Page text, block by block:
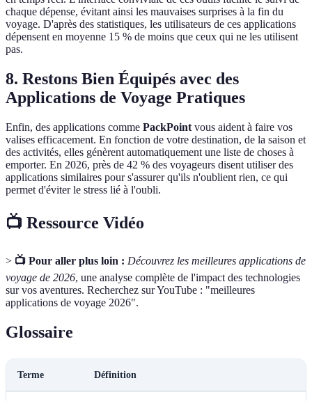
chaque dépense, évitant ainsi les mauvaises surprises à la fin du
voyage. D'après des statistiques, les utilisateurs de ces applications
dépensent en moyenne 15 % de moins que ceux qui ne les utilisent
pas.
8. Restons Bien Équipés avec des
Applications de Voyage Pratiques
Enfin, des applications comme PackPoint vous aident à faire vos
valises efficacement. En fonction de votre destination, de la saison et
des activités, elles génèrent automatiquement une liste de choses à
emporter. En 2026, près de 42 % des voyageurs disent utiliser des
applications similaires pour s'assurer qu'ils n'oublient rien, ce qui
permet d'éviter le stress lié à l'oubli.
📺 Ressource Vidéo
> 📺 Pour aller plus loin : Découvrez les meilleures applications de
voyage de 2026, une analyse complète de l'impact des technologies
sur vos aventures. Recherchez sur YouTube : "meilleures
applications de voyage 2026".
Glossaire
Terme Définition